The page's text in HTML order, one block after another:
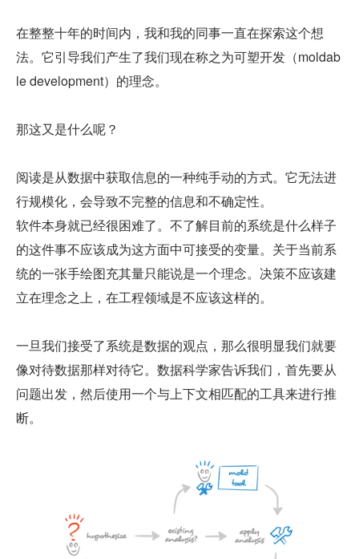
在整整十年的时间内，我和我的同事一直在探索这个想
法。它引导我们产生了我们现在称之为可塑开发（moldab
le development）的理念。
那这又是什么呢？
阅读是从数据中获取信息的一种纯手动的方式。它无法进
行规模化，会导致不完整的信息和不确定性。
软件本身就已经很困难了。不了解目前的系统是什么样子
的这件事不应该成为这方面中可接受的变量。关于当前系
统的一张手绘图充其量只能说是一个理念。决策不应该建
立在理念之上，在工程领域是不应该这样的。
一旦我们接受了系统是数据的观点，那么很明显我们就要
像对待数据那样对待它。数据科学家告诉我们，首先要从
问题出发，然后使用一个与上下文相匹配的工具来进行推
断。